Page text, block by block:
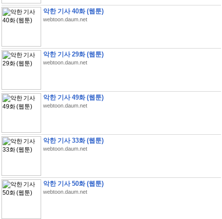
악한 기사 40화 (웹툰)
webtoon.daum.net
악한 기사 29화 (웹툰)
webtoon.daum.net
악한 기사 49화 (웹툰)
webtoon.daum.net
악한 기사 33화 (웹툰)
webtoon.daum.net
악한 기사 50화 (웹툰)
webtoon.daum.net